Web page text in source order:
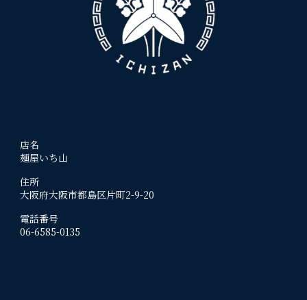
店名
麺屋いち山
住所
大阪府大阪市都島区片町2-9-20
電話番号
06-6585-0135